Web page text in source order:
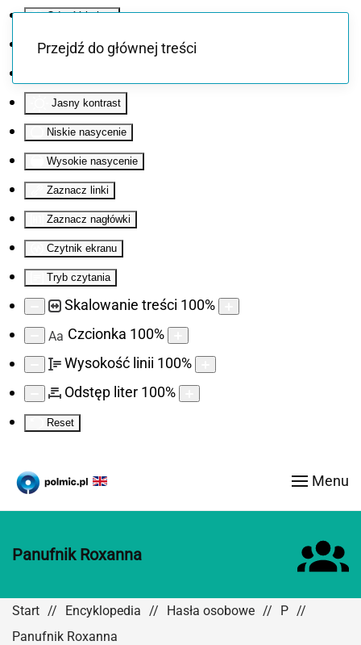
Odwróć kolory
Monochromatyczny
Jasny kontrast
Niskie nasycenie
Wysokie nasycenie
Zaznacz linki
Zaznacz nagłówki
Czytnik ekranu
Tryb czytania
Skalowanie treści 100%
Aa Czcionka 100%
Wysokość linii 100%
Odstęp liter 100%
Reset
Przejdź do głównej treści
Menu
Panufnik Roxanna
Start Encyklopedia Hasła osobowe
P
Panufnik Roxanna